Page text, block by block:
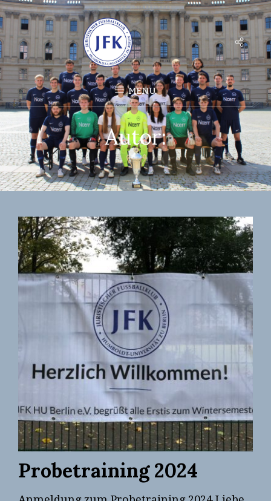
Social
Menu
MENU
Autor:
Probetraining 2024